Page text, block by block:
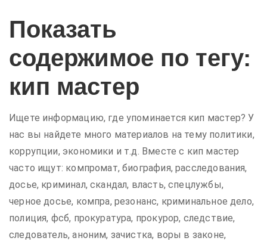
Показать
содержимое по тегу:
кип мастер
Ищете информацию, где упоминается кип мастер? У
нас вы найдете много материалов на тему политики,
коррупции, экономики и т.д. Вместе с кип мастер
часто ищут: компромат, биография, расследования,
досье, криминал, скандал, власть, спецлужбы,
черное досье, компра, резонанс, криминальное дело,
полиция, фсб, прокуратура, прокурор, следствие,
следователь, аноним, зачистка, воры в законе,